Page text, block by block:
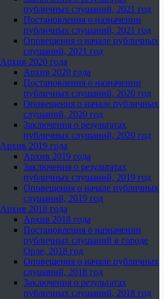
публичных слушаний, 2021 год
Постановления о назначении
публичных слушаний, 2021 год
Оповещения о начале публичных
слушаний, 2021 год
Архив 2020 года
Архив 2020 года
Постановления о назначении
публичных слушаний, 2020 год
Оповещения о начале публичных
слушаний, 2020 год
Заключения о результатах
публичных слушаний, 2020 год
Архив 2019 года
Архив 2019 года
Заключения о результатах
публичных слушаний, 2019 год
Оповещения о начале публичных
слушаний, 2019 год
Архив 2018 года
Архив 2018 года
Постановления о назначении
публичных слушаний в городе
Орле, 2018 год
Оповещения о начале публичных
слушаний, 2018 год
Заключения о результатах
публичных слушаний, 2018 год